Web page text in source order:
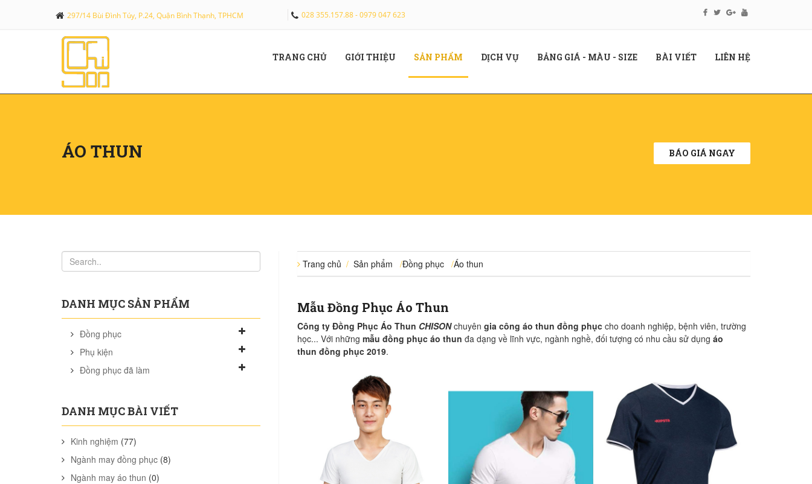
297/14 Bùi Đình Túy, P.24, Quận Bình Thạnh, TPHCM 028 355.157.88 - 0979 047 623
TRANG CHỦ(CURRENT)
GIỚI THIỆU (CURRENT)
SẢN PHẨM (CURRENT)
DỊCH VỤ(CURRENT)
BẢNG GIÁ - MÀU - SIZE(CURRENT)
BÀI VIẾT(CURRENT)
LIÊN HỆ(CURRENT)
ÁO THUN BÁO GIÁ NGAY
DANH MỤC SẢN PHẨM
Đồng phục
Phụ kiện
Đồng phục đã làm
DANH MỤC BÀI VIẾT
Kinh nghiệm (77)
Ngành may đồng phục (8)
Ngành may áo thun (0)
Trang chủ / Sản phẩm /Đồng phục /Áo thun
Mẫu Đồng Phục Áo Thun
Công ty Đồng Phục Áo Thun CHISONchuyên gia công áo thun đồng phục cho doanh nghiệp, bệnh viên, trường
học... Với những mẫu đồng phục áo thun đa dạng về lĩnh vực, ngành nghề, đối tượng có nhu cầu sử dụng áo
thun đồng phục 2019.